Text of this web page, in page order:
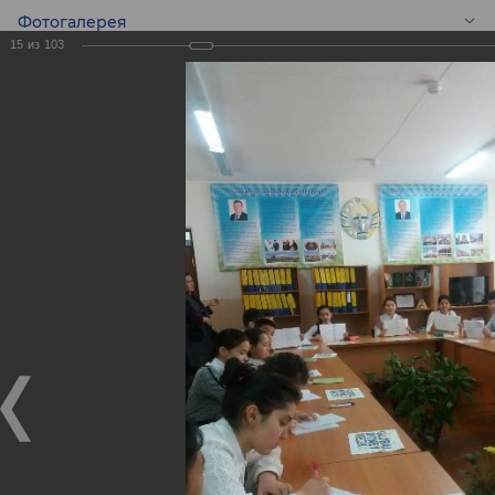
Фотогалерея
Конкурс эссе среди
школьников -
Global Money Week!
Конкурс эссе среди школьников - Global Money Week!
15 из 103